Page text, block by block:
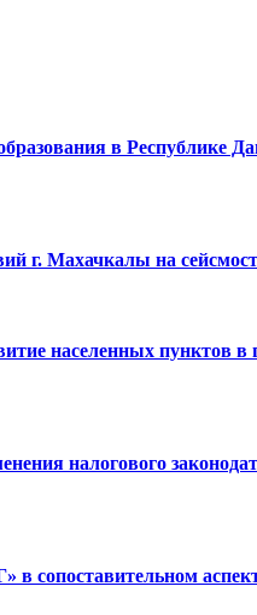
в Республике
г. Махачкалы на
населенных пунктов в
налогового
сопоставительном